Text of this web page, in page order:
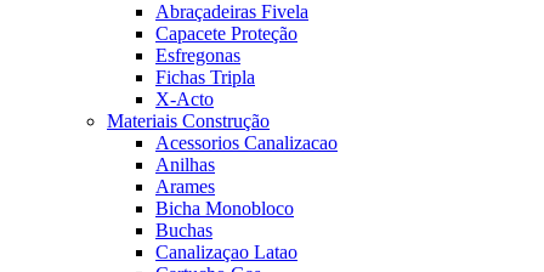
Abraçadeiras Fivela
Capacete Proteção
Esfregonas
Fichas Tripla
X-Acto
Materiais Construção
Acessorios Canalizacao
Anilhas
Arames
Bicha Monobloco
Buchas
Canalizaçao Latao